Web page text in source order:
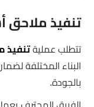
تنفيذ
تتطلب عملية
البناء المختلفة
بالجودة.